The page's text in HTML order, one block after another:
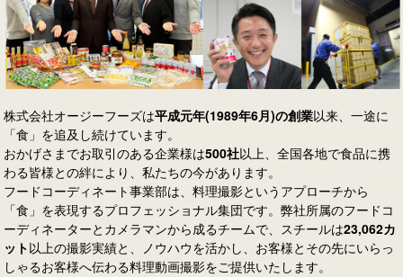
株式会社オージーフーズは平成元年(1989年6月)の創業以来、一途に
「食」を追及し続けています。
おかげさまでお取引のある企業様は500社以上、全国各地で食品に携
わる皆様との絆により、私たちの今があります。
フードコーディネート事業部は、料理撮影というアプローチから
「食」を表現するプロフェッショナル集団です。弊社所属のフードコ
ーディネーターとカメラマンから成るチームで、スチールは23,062カ
ット以上の撮影実績と、ノウハウを活かし、お客様とその先にいらっ
しゃるお客様へ伝わる料理動画撮影をご提供いたします。